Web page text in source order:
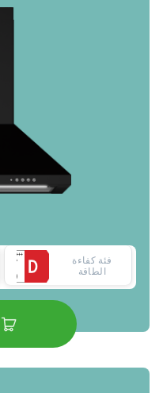
فئة كفاءة
الطاقة